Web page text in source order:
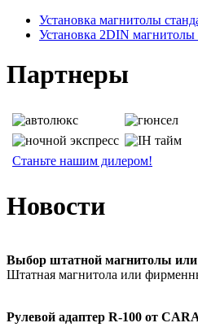
Установка магнитолы
Установка 2DIN магнитолы
Партнеры
Станьте нашим дилером!
Новости
Выбор штатной магнитолы
Штатная магнитола или
Рулевой адаптер R-100 от